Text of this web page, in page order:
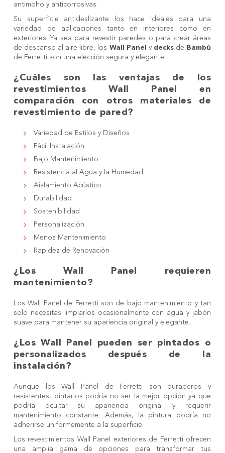
antimoho y anticorrosivas.
Su superficie antideslizante los hace ideales para una
variedad de aplicaciones tanto en interiores como en
exteriores. Ya sea para revestir paredes o para crear áreas
de descanso al aire libre, los Wall Panel y decksde Bambú
de Ferretti son una elección segura y elegante.
¿Cuáles son las ventajas de los
revestimientos Wall Panel en
comparación con otros materiales de
revestimiento de pared?
Variedad de Estilos y Diseños
Fácil Instalación
Bajo Mantenimiento
Resistencia al Agua y la Humedad
Aislamiento Acústico
Durabilidad
Sostenibilidad
Personalización
Menos Mantenimiento
Rapidez de Renovación
¿Los Wall Panel requieren
mantenimiento?
LosWall Panel
de Ferretti son de bajo mantenimiento y tan
solo necesitas limpiarlos ocasionalmente con agua y jabón
suave para mantener su apariencia original y elegante.
¿Los Wall Panel pueden ser pintados o
personalizados después de la
instalación?
Aunque los Wall Panel de Ferretti son duraderos y
resistentes, pintarlos podría no ser la mejor opción ya que
podría ocultar su apariencia original y requerir
mantenimiento constante. Además, la pintura podría no
adherirse uniformemente a la superficie.
Los revestimientos Wall Panel exteriores de Ferretti ofrecen
una amplia gama de opciones para transformar tus